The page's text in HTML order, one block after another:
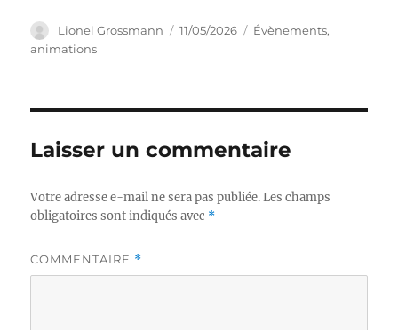
Auteur
Lionel Grossmann
Publié
11/05/2026 Catégories
Évènements,
animations
Laisser un commentaire
Votre adresse e-mail ne sera pas publiée. Les champs
obligatoires sont indiqués avec *
COMMENTAIRE *